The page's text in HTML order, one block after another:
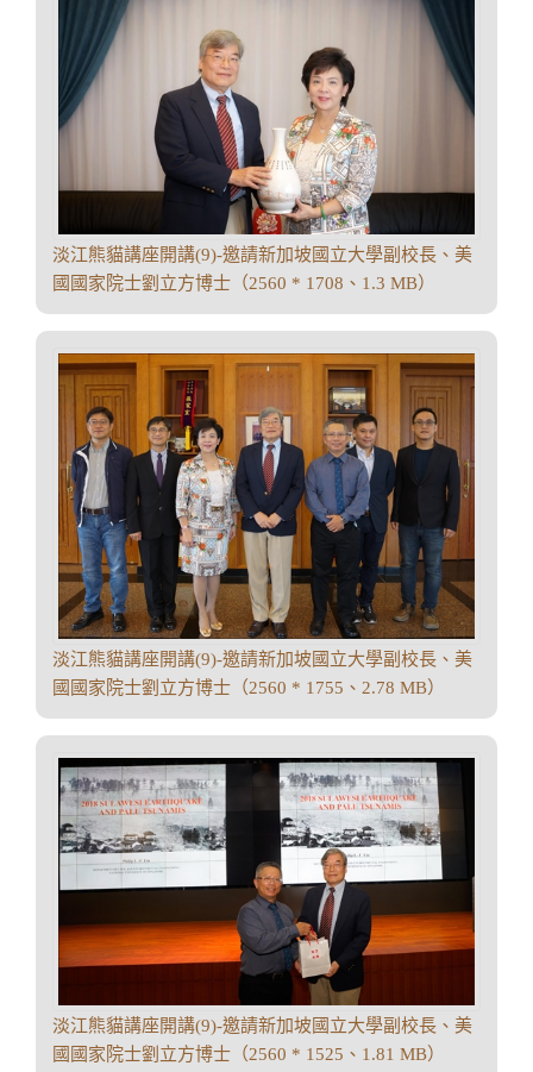
淡江熊貓講座開講(9)-邀請新加坡國立大學副校長、美
國國家院士劉立方博士（2560 * 1708、1.3 MB）
淡江熊貓講座開講(9)-邀請新加坡國立大學副校長、美
國國家院士劉立方博士（2560 * 1755、2.78 MB）
淡江熊貓講座開講(9)-邀請新加坡國立大學副校長、美
國國家院士劉立方博士（2560 * 1525、1.81 MB）